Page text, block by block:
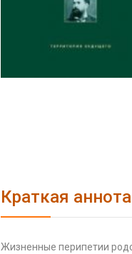
Краткая
Жизненные перипетии